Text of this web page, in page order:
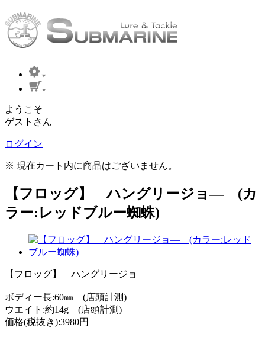
ようこそ
ゲストさん
ログイン
※ 現在カート内に商品はございません。
【フロッグ】 ハングリージョ― (カ
ラー:レッドブルー蜘蛛)
【フロッグ】 ハングリージョ―
ボディー長:60㎜ (店頭計測)
ウエイト:約14g (店頭計測)
価格(税抜き):3980円